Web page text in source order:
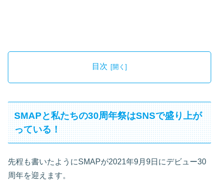
目次
SMAPと私たちの30周年祭はSNSで盛り上が
っている！
先程も書いたようにSMAPが2021年9月9日にデビュー30
周年を迎えます。